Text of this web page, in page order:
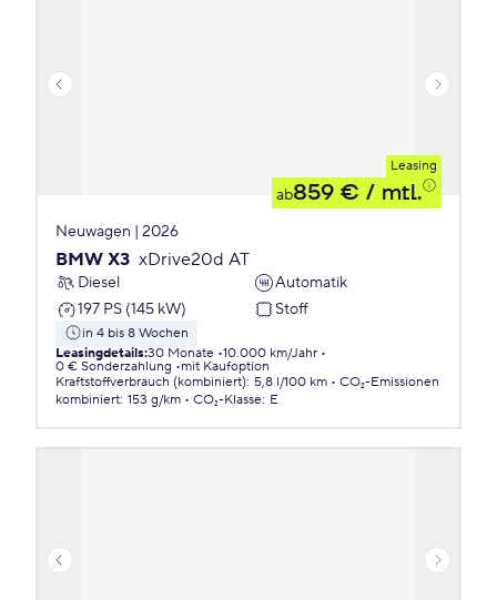
Leasing
ab859 € / mtl.
Neuwagen | 2026
BMW X3 xDrive20d AT
Diesel
Automatik
197 PS (145 kW)
Stoff
in 4 bis 8 Wochen
Leasingdetails:30 Monate 10.000 km/Jahr
0 € Sonderzahlung
mit Kaufoption
Kraftstoffverbrauch (kombiniert): 5,8 l/100 km
CO₂-Emissionen
kombiniert: 153 g/km CO₂-Klasse: E